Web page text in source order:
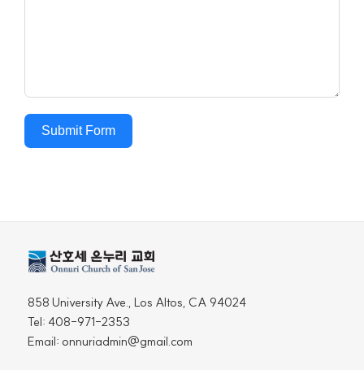
Submit Form
858 University Ave., Los Altos, CA 94024
Tel: 408-971-2353
Email: onnuriadmin@gmail.com